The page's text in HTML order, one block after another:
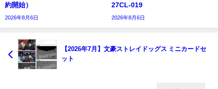
約開始）
2026年8月6日
27CL-019
2026年8月6日
【2026年7月】文豪ストレイドッグス ミニカードセ
ット